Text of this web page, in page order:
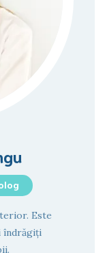
Este
îndrăgiți